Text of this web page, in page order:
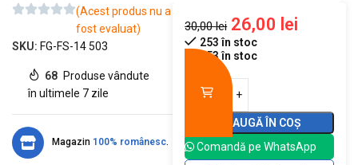
(Acest produs nu a
fost evaluat)
SKU: FG-FS-14 503
68 Produse vândute
în ultimele 7 zile
Magazin 100% românesc.
30,00lei 26,00 lei
253 în stoc
253 în stoc
ADAUGĂ ÎN COȘ
Comandă pe WhatsApp